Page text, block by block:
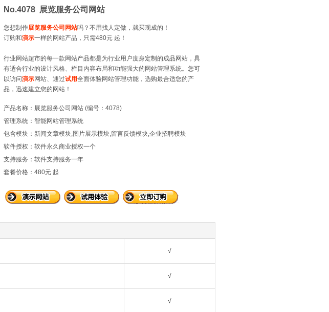
No.4078 展览服务公司网站
您想制作展览服务公司网站吗？不用找人定做，就买现成的！
订购和演示一样的网站产品，只需480元 起！
行业网站超市的每一款网站产品都是为行业用户度身定制的成品网站，具
有适合行业的设计风格、栏目内容布局和功能强大的网站管理系统。您可
以访问演示网站、通过试用全面体验网站管理功能，选购最合适您的产
品，迅速建立您的网站！
产品名称：展览服务公司网站 (编号：4078)
管理系统：智能网站管理系统
包含模块：新闻文章模块,图片展示模块,留言反馈模块,企业招聘模块
软件授权：软件永久商业授权一个
支持服务：软件支持服务一年
套餐价格：480元 起
√
√
√